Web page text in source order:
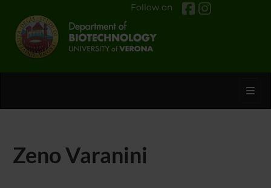
Follow on
Zeno Varanini